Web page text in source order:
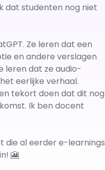
dat studenten nog niet
Ze leren dat een
en andere verslagen
leren dat ze audio-
eerlijke verhaal.
tekort doen dat dit nog
Ik ben docent
die al eerder e-learnings
🎦